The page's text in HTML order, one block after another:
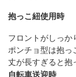
抱っこ紐使用時
フロントがしっか
ポンチョ型は抱っ
丈が長すぎると抱
自転車送迎時